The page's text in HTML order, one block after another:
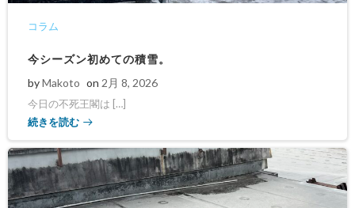
コラム
今シーズン初めての積雪。
byMakoto on 2月 8, 2026
今日の不死王閣は […]
続きを読む